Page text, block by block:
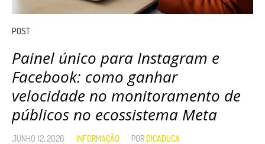
POST
Painel único para Instagram e
Facebook: como ganhar
velocidade no monitoramento de
públicos no ecossistema Meta
JUNHO 12, 2026 INFORMAÇÃO PORDICADUCA